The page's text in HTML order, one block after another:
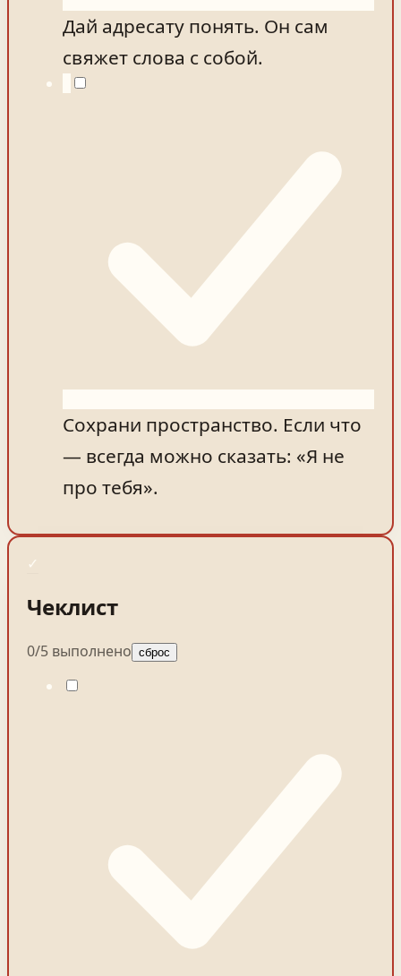
Дай адресату понять. Он сам
свяжет слова с собой.
Сохрани пространство. Если что
— всегда можно сказать: «Я не
про тебя».
✓
Чеклист
0/5 выполнено сброс